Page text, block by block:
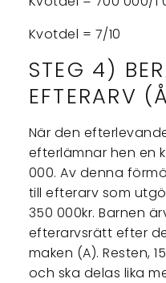
Kvotdel = 7/10
STEG 4)
EFTERARV
När den
efterlämnar hen en
000. Av denna
till efterarv som
350 000kr. Barnen
efterarvsrätt efter
maken (A). Resten,
och ska delas lika